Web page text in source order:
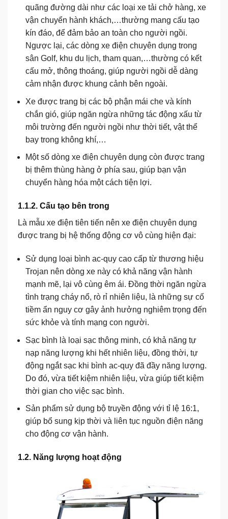
quãng đường dài như các loại xe tải chở hàng, xe
vận chuyển hành khách,…thường mang cấu tạo
kín đáo, để đảm bảo an toàn cho người ngồi.
Ngược lại, các dòng xe điện chuyên dụng trong
sân Golf, khu du lịch, tham quan,…thường có kết
cấu mở, thông thoáng, giúp người ngồi dễ dàng
cảm nhận được khung cảnh bên ngoài.
Xe được trang bị các bộ phận mái che và kính
chắn gió, giúp ngăn ngừa những tác động xấu từ
môi trường đến người ngồi như thời tiết, vật thể
bay trong không khí,…
Một số dòng xe điện chuyên dụng còn được trang
bị thêm thùng hàng ở phía sau, giúp bạn vận
chuyển hàng hóa một cách tiện lợi.
1.1.2. Cấu tạo bên trong
Là mẫu xe điện tiên tiến nên xe điện chuyên dụng
được trang bị hệ thống động cơ vô cùng hiện đại:
Sử dụng loại bình ac-quy cao cấp từ thương hiệu
Trojan nên dòng xe này có khả năng vận hành
mạnh mẽ, lại vô cùng êm ái. Đồng thời ngăn ngừa
tình trạng cháy nổ, rò rỉ nhiên liệu, là những sự cố
tiềm ẩn nguy cơ gây ảnh hưởng nghiêm trọng đến
sức khỏe và tính mạng con người.
Sạc bình là loại sạc thông minh, có khả năng tự
nạp năng lượng khi hết nhiên liệu, đồng thời, tự
động ngắt sạc khi bình ac-quy đã đầy năng lượng.
Do đó, vừa tiết kiệm nhiên liệu, vừa giúp tiết kiệm
thời gian cho việc sạc bình.
Sản phẩm sử dụng bộ truyền động với tỉ lệ 16:1,
giúp bổ sung kịp thời và liên tục nguồn điện năng
cho động cơ vận hành.
1.2. Năng lượng hoạt động